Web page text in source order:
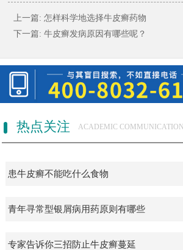
上一篇: 怎样科学地选择牛皮癣药物
下一篇: 牛皮癣发病原因有哪些呢？
热点关注 ACADEMIC COMMUNICATION
患牛皮癣不能吃什么食物
青年寻常型银屑病用药原则有哪些
专家告诉你三招防止牛皮癣蔓延